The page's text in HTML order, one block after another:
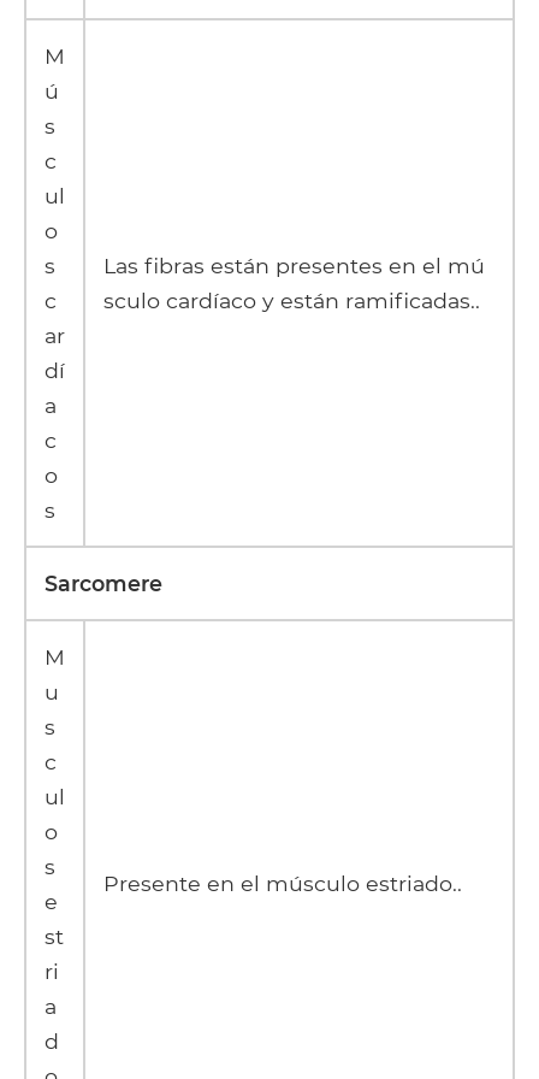
M
ú
s
c
ul
o
s
c
ar
dí
a
c
o
s
Las fibras están presentes en el mú
sculo cardíaco y están ramificadas..
Sarcomere
M
u
s
c
ul
o
s
e
st
ri
a
d
Presente en el músculo estriado..